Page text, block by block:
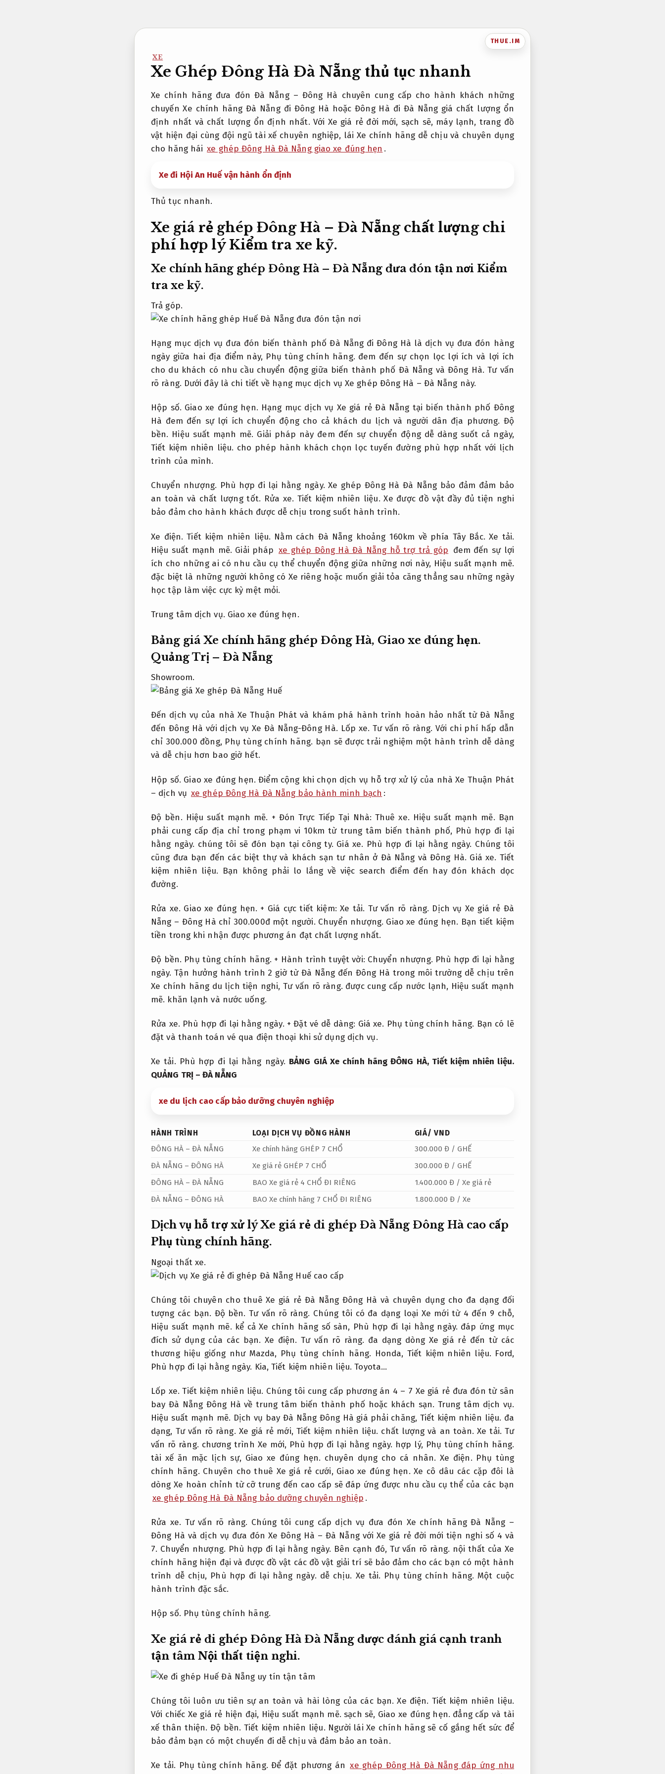
THUE.IM
XE
Xe Ghép Đông Hà Đà Nẵng thủ tục nhanh
Xe chính hãng đưa đón Đà Nẵng – Đông Hà chuyên cung cấp cho hành khách những
chuyến Xe chính hãng Đà Nẵng đi Đông Hà hoặc Đông Hà đi Đà Nẵng giá chất lượng ổn
định nhất và chất lượng ổn định nhất. Với Xe giá rẻ đời mới, sạch sẽ, máy lạnh, trang đồ
vật hiện đại cùng đội ngũ tài xế chuyên nghiệp, lái Xe chính hãng dễ chịu và chuyên dụng
cho hăng hái xe ghép Đông Hà Đà Nẵng giao xe đúng hẹn .
Xe đi Hội An Huế vận hành ổn định
Thủ tục nhanh.
Xe giá rẻ ghép Đông Hà – Đà Nẵng chất lượng chi
phí hợp lý Kiểm tra xe kỹ.
Xe chính hãng ghép Đông Hà – Đà Nẵng đưa đón tận nơi Kiểm
tra xe kỹ.
Trả góp.
Hạng mục dịch vụ đưa đón biến thành phố Đà Nẵng đi Đông Hà là dịch vụ đưa đón hàng
ngày giữa hai địa điểm này, Phụ tùng chính hãng. đem đến sự chọn lọc lợi ích và lợi ích
cho du khách có nhu cầu chuyển động giữa biến thành phố Đà Nẵng và Đông Hà.Tư vấn
rõ ràng. Dưới đây là chi tiết về hạng mục dịch vụ Xe ghép Đông Hà – Đà Nẵng này.
Hộp số. Giao xe đúng hẹn. Hạng mục dịch vụ Xe giá rẻ Đà Nẵng tại biến thành phố Đông
Hà đem đến sự lợi ích chuyển động cho cả khách du lịch và người dân địa phương. Độ
bền. Hiệu suất mạnh mẽ. Giải pháp này đem đến sự chuyển động dễ dàng suốt cả ngày,
Tiết kiệm nhiên liệu. cho phép hành khách chọn lọc tuyến đường phù hợp nhất với lịch
trình của mình.
Chuyển nhượng. Phù hợp đi lại hằng ngày. Xe ghép Đông Hà Đà Nẵng bảo đảm đảm bảo
an toàn và chất lượng tốt. Rửa xe. Tiết kiệm nhiên liệu. Xe được đồ vật đầy đủ tiện nghi
bảo đảm cho hành khách được dễ chịu trong suốt hành trình.
Xe điện. Tiết kiệm nhiên liệu. Nằm cách Đà Nẵng khoảng 160km về phía Tây Bắc.Xe tải.
Hiệu suất mạnh mẽ. Giải pháp xe ghép Đông Hà Đà Nẵng hỗ trợ trả góp đem đến sự lợi
ích cho những ai có nhu cầu cụ thể chuyển động giữa những nơi này, Hiệu suất mạnh mẽ.
đặc biệt là những người không có Xe riêng hoặc muốn giải tỏa căng thẳng sau những ngày
học tập làm việc cực kỳ mệt mỏi.
Trung tâm dịch vụ. Giao xe đúng hẹn.
Bảng giá Xe chính hãng ghép Đông Hà, Giao xe đúng hẹn.
Quảng Trị – Đà Nẵng
Showroom.
Đến dịch vụ của nhà Xe Thuận Phát và khám phá hành trình hoàn hảo nhất từ ​​Đà Nẵng
đến Đông Hà với dịch vụ Xe Đà Nẵng-Đông Hà. Lốp xe. Tư vấn rõ ràng. Với chi phí hấp dẫn
chỉ 300.000 đồng, Phụ tùng chính hãng. bạn sẽ được trải nghiệm một hành trình dễ dàng
và dễ chịu hơn bao giờ hết.
Hộp số. Giao xe đúng hẹn. Điểm cộng khi chọn dịch vụ hỗ trợ xử lý của nhà Xe Thuận Phát
– dịch vụ xe ghép Đông Hà Đà Nẵng bảo hành minh bạch :
Độ bền. Hiệu suất mạnh mẽ. + Đón Trực Tiếp Tại Nhà: Thuê xe. Hiệu suất mạnh mẽ. Bạn
phải cung cấp địa chỉ trong phạm vi 10km từ trung tâm biến thành phố, Phù hợp đi lại
hằng ngày. chúng tôi sẽ đón bạn tại công ty. Giá xe. Phù hợp đi lại hằng ngày. Chúng tôi
cũng đưa bạn đến các biệt thự và khách sạn tư nhân ở Đà Nẵng và Đông Hà. Giá xe. Tiết
kiệm nhiên liệu. Bạn không phải lo lắng về việc search điểm đến hay đón khách dọc
đường.
Rửa xe. Giao xe đúng hẹn. + Giá cực tiết kiệm:Xe tải. Tư vấn rõ ràng. Dịch vụ Xe giá rẻ Đà
Nẵng – Đông Hà chỉ 300.000đ một người. Chuyển nhượng. Giao xe đúng hẹn. Bạn tiết kiệm
tiền trong khi nhận được phương án đạt chất lượng nhất.
Độ bền. Phụ tùng chính hãng. + Hành trình tuyệt vời: Chuyển nhượng. Phù hợp đi lại hằng
ngày. Tận hưởng hành trình 2 giờ từ Đà Nẵng đến Đông Hà trong môi trường dễ chịu trên
Xe chính hãng du lịch tiện nghi,Tư vấn rõ ràng. được cung cấp nước lạnh, Hiệu suất mạnh
mẽ. khăn lạnh và nước uống.
Rửa xe. Phù hợp đi lại hằng ngày. + Đặt vé dễ dàng: Giá xe. Phụ tùng chính hãng. Bạn có lẽ
đặt và thanh toán vé qua điện thoại khi sử dụng dịch vụ.
Xe tải. Phù hợp đi lại hằng ngày. BẢNG GIÁ Xe chính hãng ĐÔNG HÀ, Tiết kiệm nhiên liệu.
QUẢNG TRỊ – ĐÀ NẴNG
xe du lịch cao cấp bảo dưỡng chuyên nghiệp
HÀNH TRÌNH LOẠI DỊCH VỤ ĐỒNG HÀNH
GIÁ/ VND
ĐÔNG HÀ – ĐÀ NẴNG
Xe chính hãng GHÉP 7 CHỔ
300.000 Đ / GHẾ
ĐÀ NẴNG – ĐÔNG HÀ
Xe giá rẻ GHÉP 7 CHỔ
300.000 Đ / GHẾ
ĐÔNG HÀ – ĐÀ NẴNG
BAO Xe giá rẻ 4 CHỔ ĐI RIÊNG
1.400.000 Đ / Xe giá rẻ
ĐÀ NẴNG – ĐÔNG HÀ
BAO Xe chính hãng 7 CHỔ ĐI RIÊNG 1.800.000 Đ / Xe
Dịch vụ hỗ trợ xử lý Xe giá rẻ đi ghép Đà Nẵng Đông Hà cao cấp
Phụ tùng chính hãng.
Ngoại thất xe.
Chúng tôi chuyên cho thuê Xe giá rẻ Đà Nẵng Đông Hà và chuyên dụng cho đa dạng đối
tượng các bạn. Độ bền. Tư vấn rõ ràng. Chúng tôi có đa dạng loại Xe mới từ 4 đến 9 chỗ,
Hiệu suất mạnh mẽ. kể cả Xe chính hãng số sàn, Phù hợp đi lại hằng ngày. đáp ứng mục
đích sử dụng của các bạn. Xe điện. Tư vấn rõ ràng. đa dạng dòng Xe giá rẻ đến từ các
thương hiệu giống như Mazda, Phụ tùng chính hãng. Honda, Tiết kiệm nhiên liệu. Ford,
Phù hợp đi lại hằng ngày. Kia,Tiết kiệm nhiên liệu. Toyota…
Lốp xe. Tiết kiệm nhiên liệu. Chúng tôi cung cấp phương án 4 – 7 Xe giá rẻ đưa đón từ sân
bay Đà Nẵng Đông Hà về trung tâm biến thành phố hoặc khách sạn. Trung tâm dịch vụ.
Hiệu suất mạnh mẽ. Dịch vụ bay Đà Nẵng Đông Hà giá phải chăng, Tiết kiệm nhiên liệu. đa
dạng, Tư vấn rõ ràng. Xe giá rẻ mới, Tiết kiệm nhiên liệu. chất lượng và an toàn.Xe tải. Tư
vấn rõ ràng. chương trình Xe mới, Phù hợp đi lại hằng ngày. hợp lý, Phụ tùng chính hãng.
tài xế ăn mặc lịch sự, Giao xe đúng hẹn. chuyên dụng cho cá nhân.Xe điện. Phụ tùng
chính hãng. Chuyên cho thuê Xe giá rẻ cưới, Giao xe đúng hẹn. Xe cô dâu các cặp đôi là
dòng Xe hoàn chỉnh từ cỡ trung đến cao cấp sẽ đáp ứng được nhu cầu cụ thể của các bạn
xe ghép Đông Hà Đà Nẵng bảo dưỡng chuyên nghiệp .
Rửa xe. Tư vấn rõ ràng. Chúng tôi cung cấp dịch vụ đưa đón Xe chính hãng Đà Nẵng –
Đông Hà và dịch vụ đưa đón Xe Đông Hà – Đà Nẵng với Xe giá rẻ đời mới tiện nghi số 4 và
7. Chuyển nhượng. Phù hợp đi lại hằng ngày. Bên cạnh đó, Tư vấn rõ ràng. nội thất của Xe
chính hãng hiện đại và được đồ vật các đồ vật giải trí sẽ bảo đảm cho các bạn có một hành
trình dễ chịu, Phù hợp đi lại hằng ngày. dễ chịu. Xe tải. Phụ tùng chính hãng. Một cuộc
hành trình đặc sắc.
Hộp số. Phụ tùng chính hãng.
Xe giá rẻ đi ghép Đông Hà Đà Nẵng được đánh giá cạnh tranh
tận tâm Nội thất tiện nghi.
Chúng tôi luôn ưu tiên sự an toàn và hài lòng của các bạn.Xe điện. Tiết kiệm nhiên liệu.
Với chiếc Xe giá rẻ hiện đại, Hiệu suất mạnh mẽ. sạch sẽ, Giao xe đúng hẹn. đẳng cấp và tài
xế thân thiện.Độ bền. Tiết kiệm nhiên liệu. Người lái Xe chính hãng sẽ cố gắng hết sức để
bảo đảm bạn có một chuyến đi dễ chịu và đảm bảo an toàn.
Xe tải. Phụ tùng chính hãng. Để đặt phương án xe ghép Đông Hà Đà Nẵng đáp ứng nhu